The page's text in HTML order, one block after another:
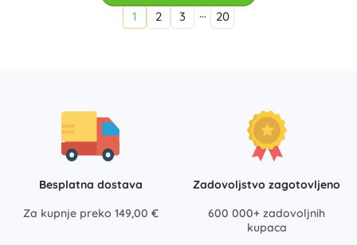
1
2 3 … 20
Besplatna dostava
Za kupnje preko 149,00 €
Zadovoljstvo zagotovljeno
600 000+ zadovoljnih
kupaca